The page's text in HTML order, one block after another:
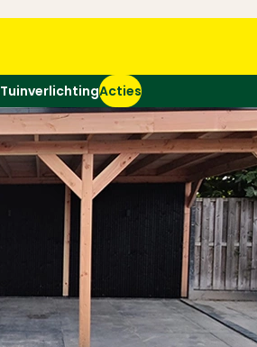
TuinverlichtingActies